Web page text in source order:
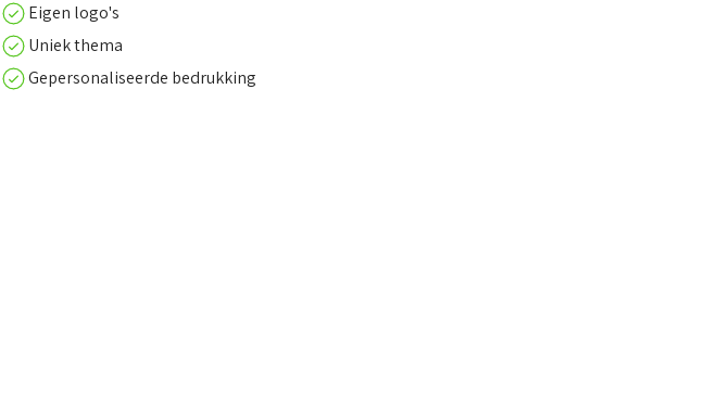
Eigen logo's
Uniek thema
Gepersonaliseerde bedrukking